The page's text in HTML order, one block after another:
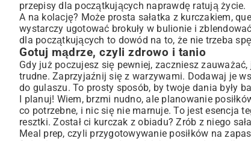
przepisy dla początkujących naprawdę ratują życie.
A na kolację? Może prosta sałatka z kurczakiem,
wystarczy ugotować brokuły w bulionie i
dla początkujących to dowód na to, że nie trzeba
Gotuj mądrze, czyli zdrowo i tanio
Gdy już poczujesz się pewniej, zaczniesz
trudne. Zaprzyjaźnij się z warzywami. Dodawaj je
do gulaszu. To prosty sposób, by twoje dania były
I planuj! Wiem, brzmi nudno, ale planowanie
co potrzebne, i nic się nie marnuje. To jest esencja
resztki. Został ci kurczak z obiadu? Zrób z niego
Meal prep, czyli przygotowywanie posiłków na